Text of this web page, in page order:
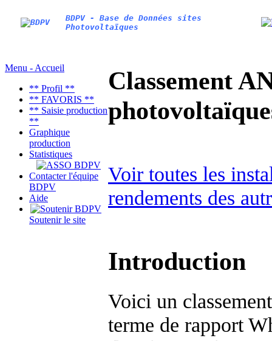
BDPV - Base de Données sites
Photovoltaïques
Menu - Accueil
** Profil **
** FAVORIS **
** Saisie production
**
Graphique
production
Statistiques
Contacter l'équipe
BDPV
Aide
Soutenir le site
Classement
Voir toutes les
rendements des
Introduction
Voici un
terme de rapport